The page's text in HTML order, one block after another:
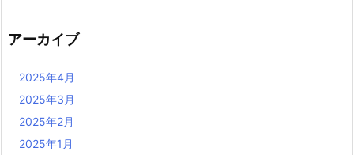
アーカイブ
2025年4月
2025年3月
2025年2月
2025年1月